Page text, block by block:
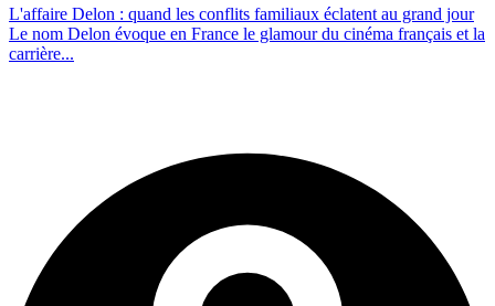
L'affaire Delon : quand les conflits familiaux éclatent au grand jour
Le nom Delon évoque en France le glamour du cinéma français et la
carrière...